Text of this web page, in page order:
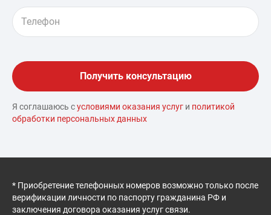
Я соглашаюсь сусловиями оказания услуг и политикой
обработки персональных данных
* Приобретение телефонных номеров возможно только после
верификации личности по паспорту гражданина РФ и
заключения договора оказания услуг связи.